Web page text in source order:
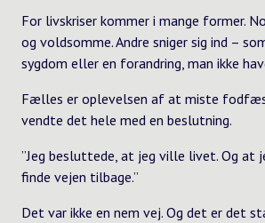
For livskriser kommer i mange former.
og voldsomme. Andre sniger sig ind –
sygdom eller en forandring, man ikke
Fælles er oplevelsen af at miste
vendte det hele med en beslutning.
”Jeg besluttede, at jeg ville livet. Og at
finde vejen tilbage.”
Det var ikke en nem vej. Og det er det